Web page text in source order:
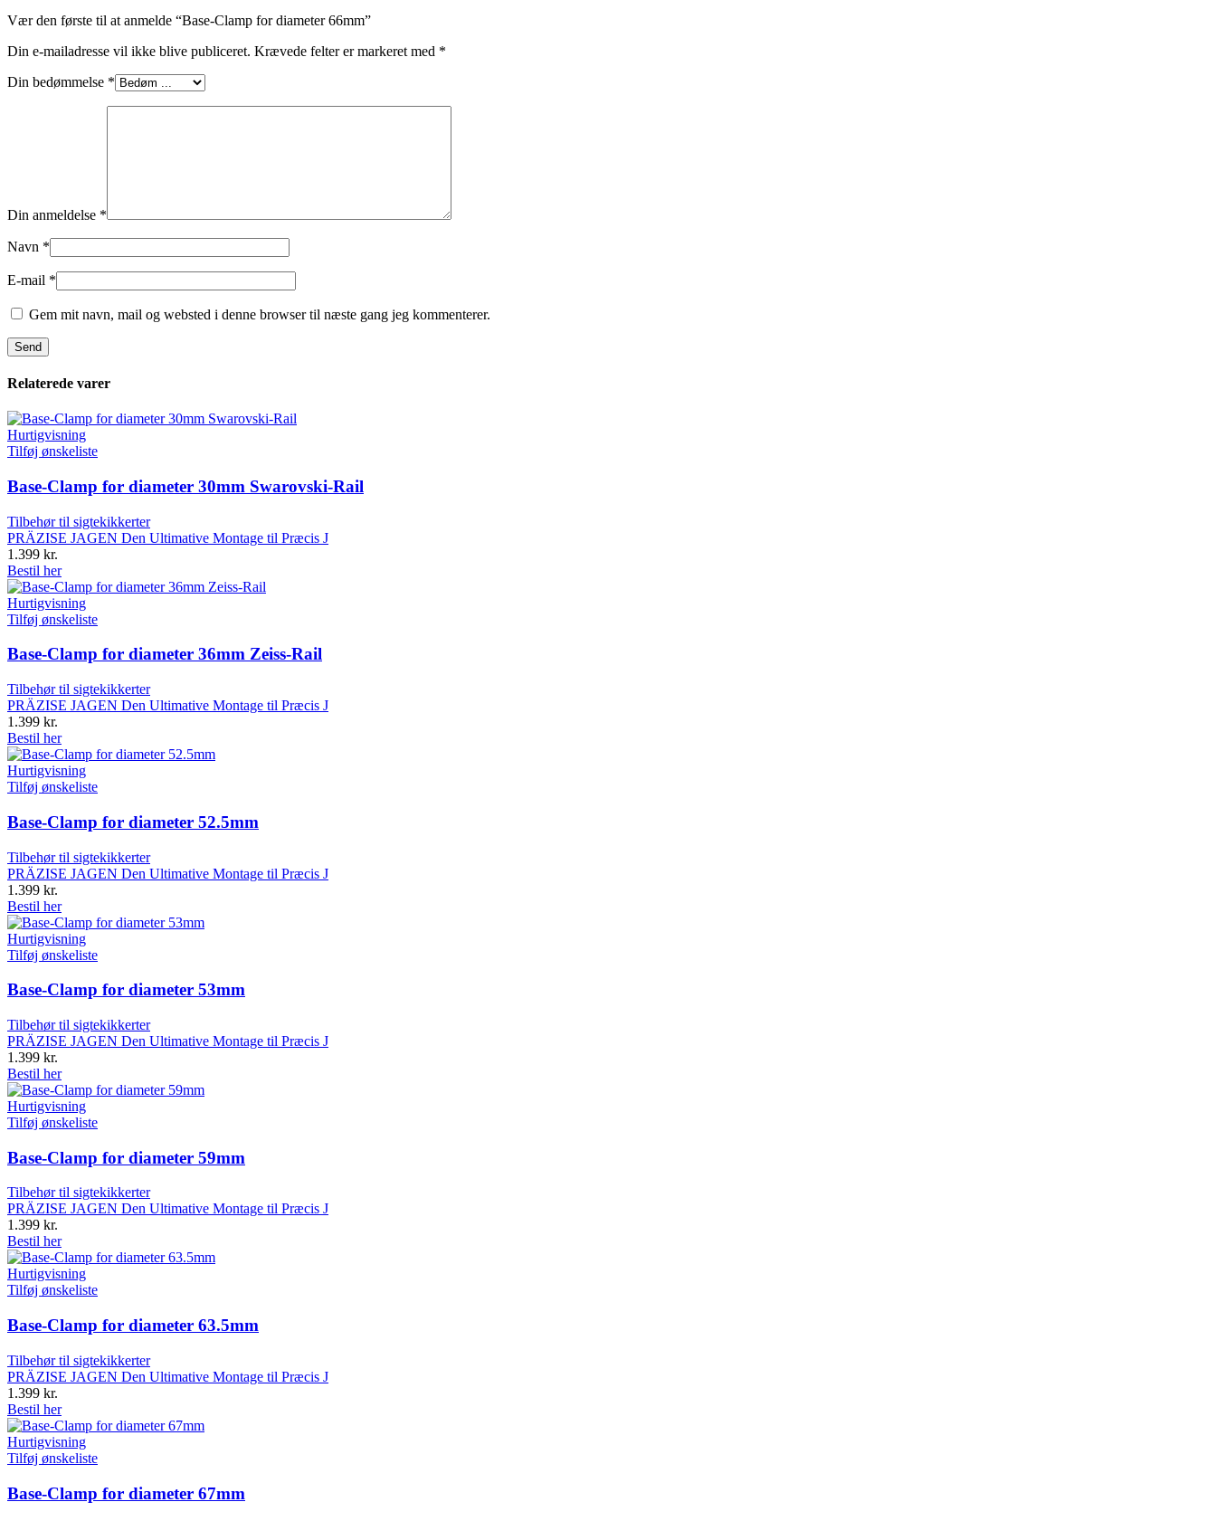
Vær den første til at anmelde “Base-Clamp for diameter 66mm”
Din e-mailadresse vil ikke blive publiceret. Krævede felter er markeret med *
Din bedømmelse *
Din anmeldelse *
Navn *
E-mail *
Gem mit navn, mail og websted i denne browser til næste gang jeg kommenterer.
Relaterede varer
Hurtigvisning
Tilføj ønskeliste
Base-Clamp for diameter 30mm Swarovski-Rail
Tilbehør til sigtekikkerter
PRÄZISE JAGEN Den Ultimative Montage til Præcis J
1.399 kr.
Bestil her
Hurtigvisning
Tilføj ønskeliste
Base-Clamp for diameter 36mm Zeiss-Rail
Tilbehør til sigtekikkerter
PRÄZISE JAGEN Den Ultimative Montage til Præcis J
1.399 kr.
Bestil her
Hurtigvisning
Tilføj ønskeliste
Base-Clamp for diameter 52.5mm
Tilbehør til sigtekikkerter
PRÄZISE JAGEN Den Ultimative Montage til Præcis J
1.399 kr.
Bestil her
Hurtigvisning
Tilføj ønskeliste
Base-Clamp for diameter 53mm
Tilbehør til sigtekikkerter
PRÄZISE JAGEN Den Ultimative Montage til Præcis J
1.399 kr.
Bestil her
Hurtigvisning
Tilføj ønskeliste
Base-Clamp for diameter 59mm
Tilbehør til sigtekikkerter
PRÄZISE JAGEN Den Ultimative Montage til Præcis J
1.399 kr.
Bestil her
Hurtigvisning
Tilføj ønskeliste
Base-Clamp for diameter 63.5mm
Tilbehør til sigtekikkerter
PRÄZISE JAGEN Den Ultimative Montage til Præcis J
1.399 kr.
Bestil her
Hurtigvisning
Tilføj ønskeliste
Base-Clamp for diameter 67mm